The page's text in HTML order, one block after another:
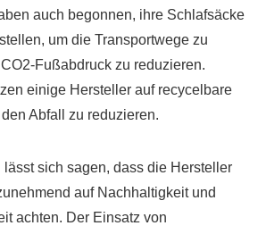
auch begonnen, ihre Schlafsäcke
um die Transportwege zu
Fußabdruck zu reduzieren.
einige Hersteller auf recycelbare
Abfall zu reduzieren.
sich sagen, dass die Hersteller
auf Nachhaltigkeit und
achten. Der Einsatz von